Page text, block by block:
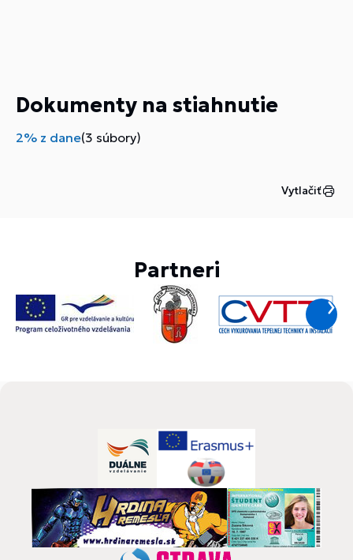
Dokumenty na stiahnutie
2% z dane(3 súbory)
Vytlačiť
Partneri